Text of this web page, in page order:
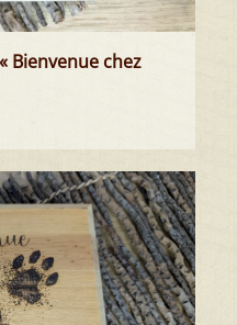
Bienvenue chez